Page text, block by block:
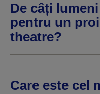
De câți
pentru un
theatre?
Care este cel